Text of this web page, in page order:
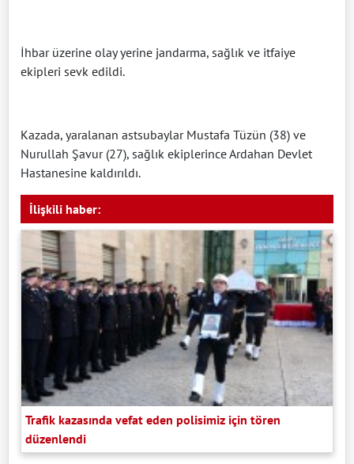
İhbar üzerine olay yerine jandarma, sağlık ve itfaiye
ekipleri sevk edildi.
Kazada, yaralanan astsubaylar Mustafa Tüzün (38) ve
Nurullah Şavur (27), sağlık ekiplerince Ardahan Devlet
Hastanesine kaldırıldı.
İlişkili haber:
Trafik kazasında vefat eden polisimiz için tören
düzenlendi